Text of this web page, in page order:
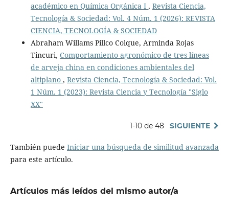
académico en Química Orgánica I , Revista Ciencia,
Tecnología & Sociedad: Vol. 4 Núm. 1 (2026): REVISTA
CIENCIA, TECNOLOGÍA & SOCIEDAD
Abraham Willams Pillco Colque, Arminda Rojas
Tincuri, Comportamiento agronómico de tres líneas
de arveja china en condiciones ambientales del
altiplano , Revista Ciencia, Tecnología & Sociedad: Vol.
1 Núm. 1 (2023): Revista Ciencia y Tecnología "Siglo
XX"
1-10 de 48 SIGUIENTE
También puede Iniciar una búsqueda de similitud avanzada
para este artículo.
Artículos más leídos del mismo autor/a